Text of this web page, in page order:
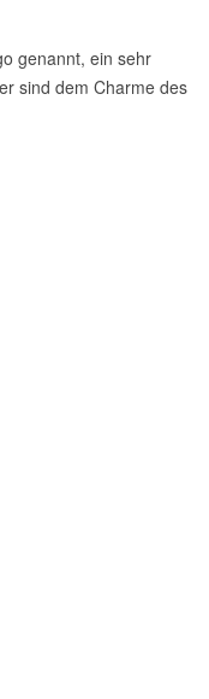
genannt, ein sehr
sind dem Charme des